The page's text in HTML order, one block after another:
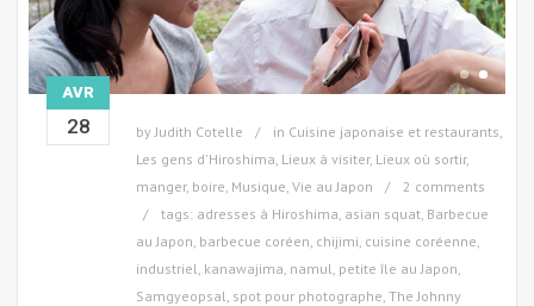
AVR
28 by Judith Cotelle in Cuisine japonaise et restaurants
Les gens d'Hiroshima Lieux à visiter, Lieux où sortir,
manger, boire Musique Vie au Japon
2 comments
tags: adresses à Hiroshima asian squat Barbecue
au Japon barbecue coréen chijimi cuisine coréenne
industriel kanawajima namul petite île au Japon
Samgyeopsal spot pour photographe The Johnny